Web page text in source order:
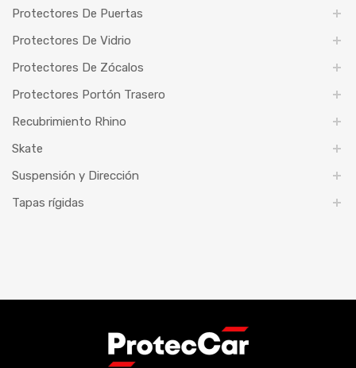
Protectores De Puertas
Protectores De Vidrio
Protectores De Zócalos
Protectores Portón Trasero
Recubrimiento Rhino
Skate
Suspensión y Dirección
Tapas rígidas